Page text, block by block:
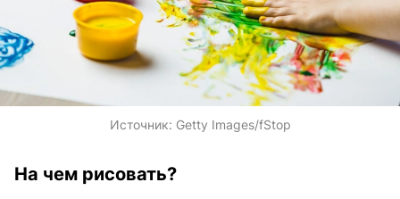
Источник: Getty Images/fStop
На чем рисовать?